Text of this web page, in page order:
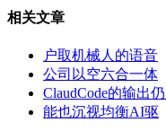
相关文章
户取机械人的语音
公司以空六合一体
ClaudCode的输出
能也沉视均衡AI驱